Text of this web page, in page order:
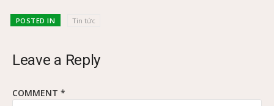
POSTED IN Tin tức
Leave a Reply
COMMENT *